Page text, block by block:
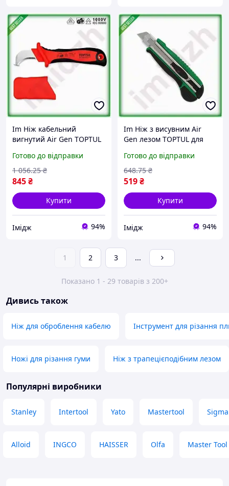
Im Ніж кабельний
вигнутий Air Gen TOPTUL
для зняття ізоляції з
проводів IMD22/G
Готово до відправки
845₴
1 056.25 ₴
Купити
Імідж 94%
Im Ніж з висувним Air
Gen лезом TOPTUL для
пластиковий
універсальний
інструмент для різа
IMD22/G
Готово до відправки
519₴
648.75 ₴
Купити
Імідж 94%
1 2 3 ...
Показано 1 - 29 товарів з 200+
Дивись також
Ніж для оброблення кабелю Інструмент для різання
Ножі для різання гуми Ніж з трапецієподібним лезом
Популярні виробники
Stanley Intertool Yato Mastertool Sigma
Alloid INGCO HAISSER Olfa Master Tool